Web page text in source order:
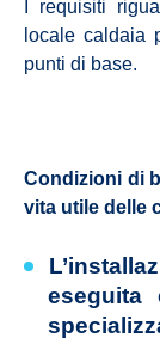
I requisiti
locale caldaia
punti di base.
Condizioni di
vita utile delle
eseguita